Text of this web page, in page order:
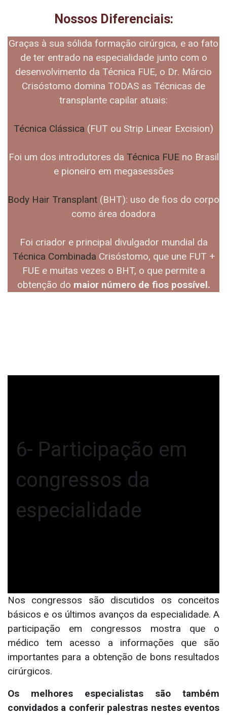
Nossos Diferenciais:
Graças à sua sólida formação cirúrgica, e ao fato
de ter entrado na especialidade junto com o
desenvolvimento da Técnica FUE, o Dr. Márcio
Crisóstomo domina TODAS as Técnicas de
transplante capilar atuais:
Técnica Clássica (FUT ou Strip Linear Excision)
Foi um dos introdutores da Técnica FUEno Brasil
e pioneiro em megasessões
Body Hair Transplant (BHT): uso de fios do corpo
como área doadora
Foi criador e principal divulgador mundial da
Técnica Combinada Crisóstomo, que une FUT +
FUE e muitas vezes o BHT, o que permite a
obtenção do maior número de fios possível.
6- Participação em
congressos da
especialidade
Nos congressos são discutidos os conceitos
básicos e os últimos avanços da especialidade. A
participação em congressos mostra que o
médico tem acesso a informações que são
importantes para a obtenção de bons resultados
cirúrgicos.
Os melhores especialistas são também
convidados a conferir palestras nestes eventos